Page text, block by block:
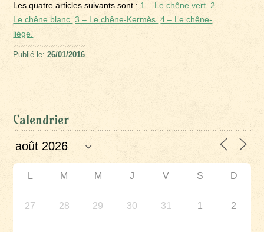
Les quatre articles suivants sont : 1 – Le chêne vert. 2 –
Le chêne blanc. 3 – Le chêne-Kermès. 4 – Le chêne-
liège.
Publié le:26/01/2016
Calendrier
L M M J V S D
27 28 29 30 31 1 2